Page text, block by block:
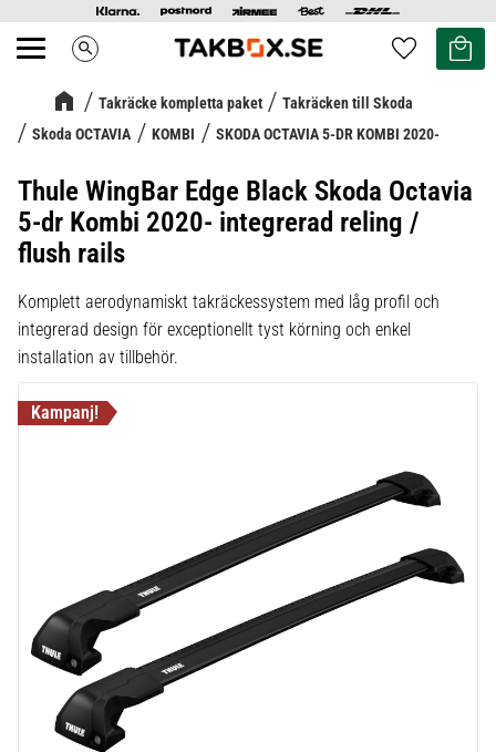
Meny search Favoriter
Kundvagn
Takräcke kompletta paket
Takräcken till Skoda
Skoda OCTAVIA
KOMBI SKODA OCTAVIA 5-DR KOMBI 2020-
Thule WingBar Edge Black Skoda Octavia
5-dr Kombi 2020- integrerad reling /
flush rails
Komplett aerodynamiskt takräckessystem med låg profil och
integrerad design för exceptionellt tyst körning och enkel
installation av tillbehör.